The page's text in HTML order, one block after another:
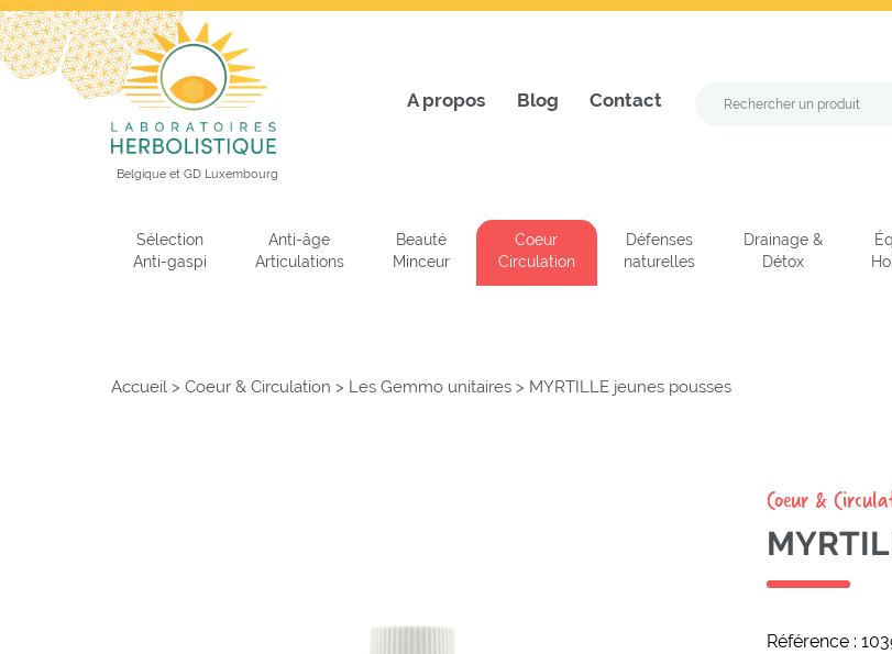
Belgique et GD Luxembourg
A propos Blog Contact
Sélection
Anti-gaspi
Anti-âge
Articulations
Beauté
Minceur
Coeur
Circulation
Défenses
naturelles
Drainage &
Détox
Accueil > Coeur & Circulation > Les Gemmo unitaires> MYRTILLE jeunes pousses
Coeur &
Référence :